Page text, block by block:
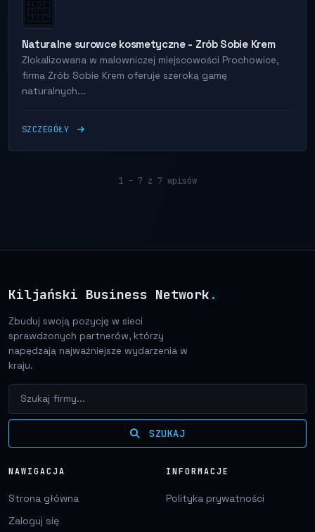
Naturalne surowce kosmetyczne - Zrób Sobie Krem
Zlokalizowana w malowniczej miejscowości Prochowice,
firma Zrób Sobie Krem oferuje szeroką gamę
naturalnych...
SZCZEGÓŁY
1 - 7 z 7 wpisów
Kiljański Business Network .
Zbuduj swoją pozycję w sieci
sprawdzonych partnerów, którzy
napędzają najważniejsze wydarzenia w
kraju.
SZUKAJ
NAWIGACJA
Strona główna
Zaloguj się
INFORMACJE
Polityka prywatności